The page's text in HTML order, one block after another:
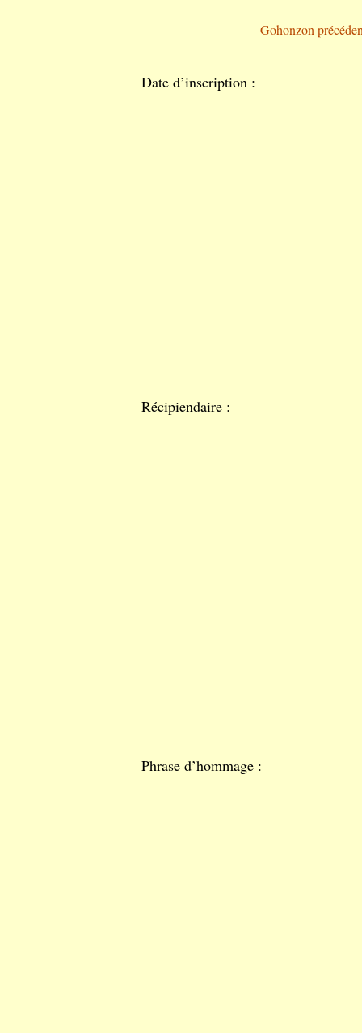
Gohonzon
Date d’inscription :
Récipiendaire :
Phrase d’hommage :